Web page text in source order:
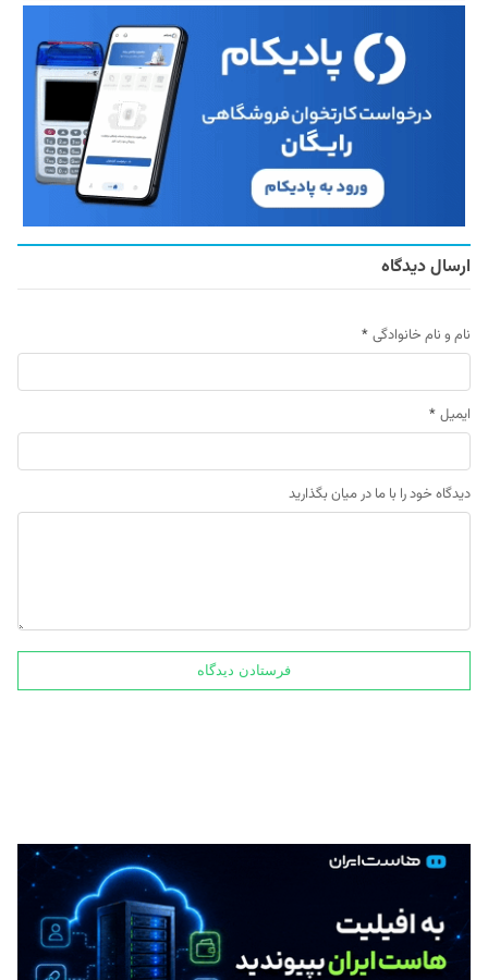
ارسال دیدگاه
نام و نام خانوادگی *
ایمیل *
دیدگاه خود را با ما در میان بگذارید